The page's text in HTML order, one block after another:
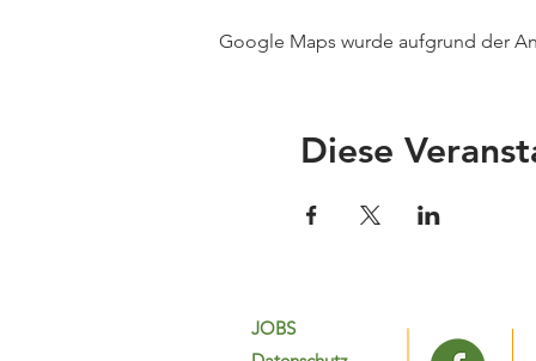
Google Maps wurde aufgrund der
Diese
JOBS